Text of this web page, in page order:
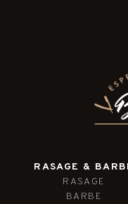
RASAGE &
RASAGE
BARBE